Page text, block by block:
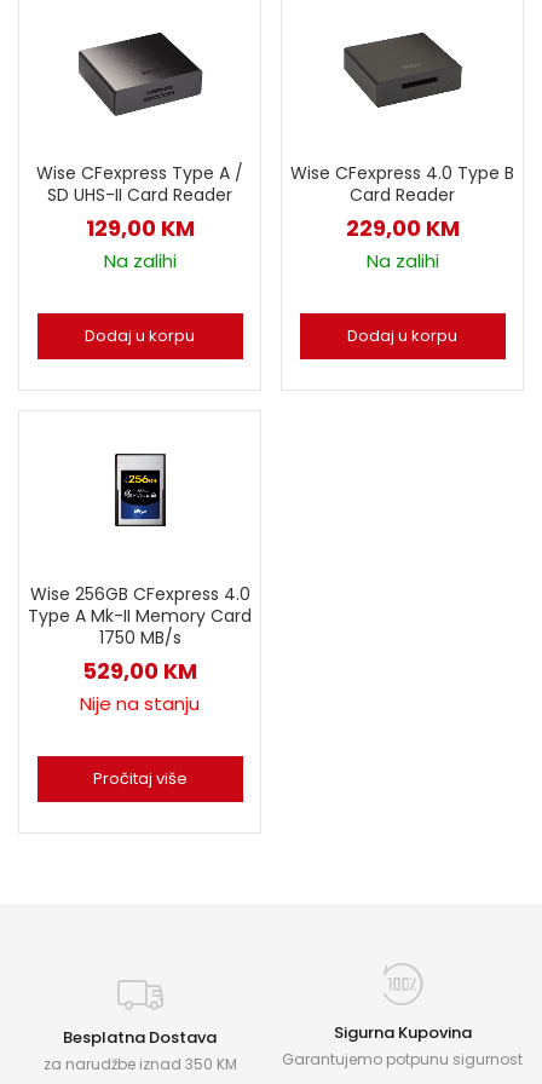
Wise CFexpress Type A /
SD UHS-II Card Reader
129,00 KM
Na zalihi
Dodaj u korpu
Wise CFexpress 4.0 Type B
Card Reader
229,00 KM
Na zalihi
Dodaj u korpu
Wise 256GB CFexpress 4.0
Type A Mk-II Memory Card
1750 MB/s
529,00 KM
Nije na stanju
Pročitaj više
Besplatna Dostava
za narudžbe iznad 350 KM
Sigurna Kupovina
Garantujemo potpunu sigurnost